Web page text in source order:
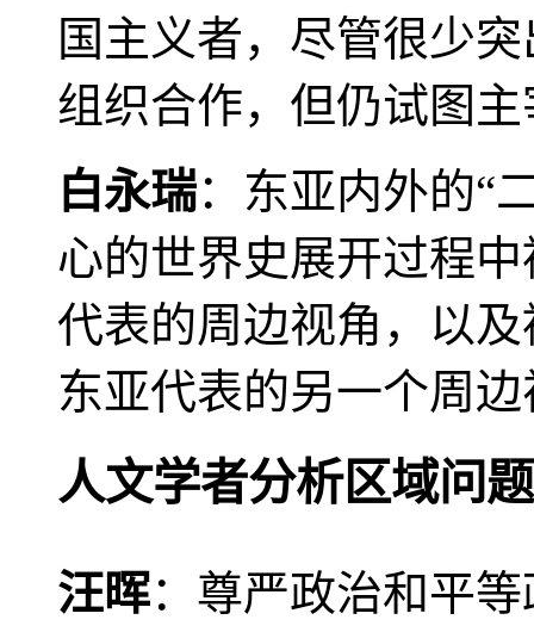
国主义者，尽管很少
组织合作，但仍试图
白永瑞：东亚内外的“
心的世界史展开过程
代表的周边视角，以
东亚代表的另一个周
人文学者分析区域问题
汪晖：尊严政治和平